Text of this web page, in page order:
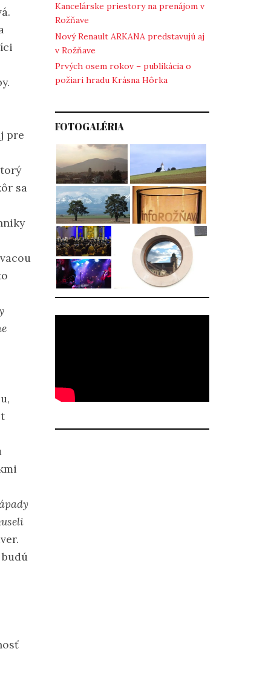
pre
sa
Kancelárske priestory na prenájom v
Rožňave
Nový Renault ARKANA predstavujú aj
v Rožňave
Prvých osem rokov – publikácia o
požiari hradu Krásna Hôrka
FOTOGALÉRIA